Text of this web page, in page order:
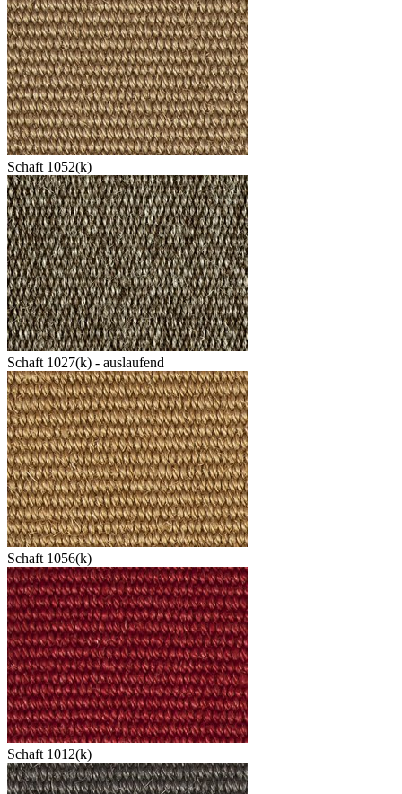
Schaft 1052(k)
Schaft 1027(k) - auslaufend
Schaft 1056(k)
Schaft 1012(k)